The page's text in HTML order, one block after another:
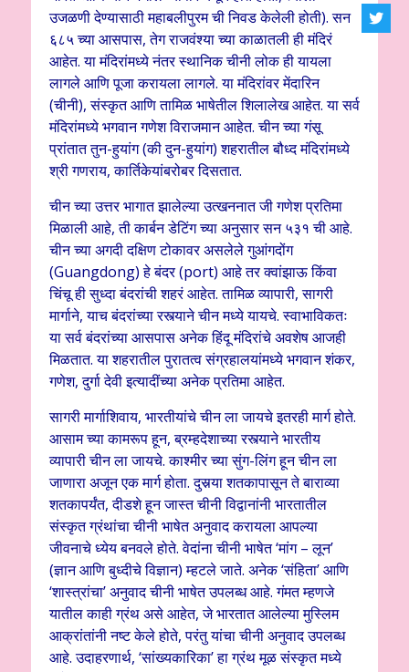
उजळणी देण्यासाठी महाबलीपुरम ची निवड केलेली होती). सन
६८५ च्या आसपास, तेग राजवंश्या च्या काळातली ही मंदिरं
आहेत. या मंदिरांमध्ये नंतर स्थानिक चीनी लोक ही यायला
लागले आणि पूजा करायला लागले. या मंदिरांवर मेंदारिन
(चीनी), संस्कृत आणि तामिळ भाषेतील शिलालेख आहेत. या सर्व
मंदिरांमध्ये भगवान गणेश विराजमान आहेत. चीन च्या गंसू
प्रांतात तुन-हुयांग (की दुन-हुयांग) शहरातील बौध्द मंदिरांमध्ये
श्री गणराय, कार्तिकेयांबरोबर दिसतात.
चीन च्या उत्तर भागात झालेल्या उत्खननात जी गणेश प्रतिमा
मिळाली आहे, ती कार्बन डेटिंग च्या अनुसार सन ५३१ ची आहे.
चीन च्या अगदी दक्षिण टोकावर असलेले गुआंगदोंग
(Guangdong) हे बंदर (port) आहे तर क्वांझाऊ किंवा
चिंचू ही सुध्दा बंदरांची शहरं आहेत. तामिळ व्यापारी, सागरी
मार्गाने, याच बंदरांच्या रस्त्याने चीन मध्ये यायचे. स्वाभाविकतः
या सर्व बंदरांच्या आसपास अनेक हिंदू मंदिरांचे अवशेष आजही
मिळतात. या शहरातील पुरातत्व संग्रहालयांमध्ये भगवान शंकर,
गणेश, दुर्गा देवी इत्यादींच्या अनेक प्रतिमा आहेत.
सागरी मार्गाशिवाय, भारतीयांचे चीन ला जायचे इतरही मार्ग होते.
आसाम च्या कामरूप हून, ब्रम्हदेशाच्या रस्त्याने भारतीय
व्यापारी चीन ला जायचे. काश्मीर च्या सुंग-लिंग हून चीन ला
जाणारा अजून एक मार्ग होता. दुसर्‍या शतकापासून ते बाराव्या
शतकापर्यंत, दीडशे हून जास्त चीनी विद्वानांनी भारतातील
संस्कृत ग्रंथांचा चीनी भाषेत अनुवाद करायला आपल्या
जीवनाचे ध्येय बनवले होते. वेदांना चीनी भाषेत ‘मांग – लून’
(ज्ञान आणि बुध्दीचे विज्ञान) म्हटले जाते. अनेक ‘संहिता’ आणि
‘शास्त्रांचा’ अनुवाद चीनी भाषेत उपलब्ध आहे. गंमत म्हणजे
यातील काही ग्रंथ असे आहेत, जे भारतात आलेल्या मुस्लिम
आक्रांतांनी नष्ट केले होते, परंतु यांचा चीनी अनुवाद उपलब्ध
आहे. उदाहरणार्थ, ‘सांख्यकारिका’ हा ग्रंथ मूळ संस्कृत मध्ये